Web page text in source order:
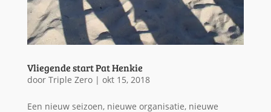
Vliegende start Pat Henkie
door Triple Zero| okt 15, 2018
Een nieuw seizoen, nieuwe organisatie, nieuwe